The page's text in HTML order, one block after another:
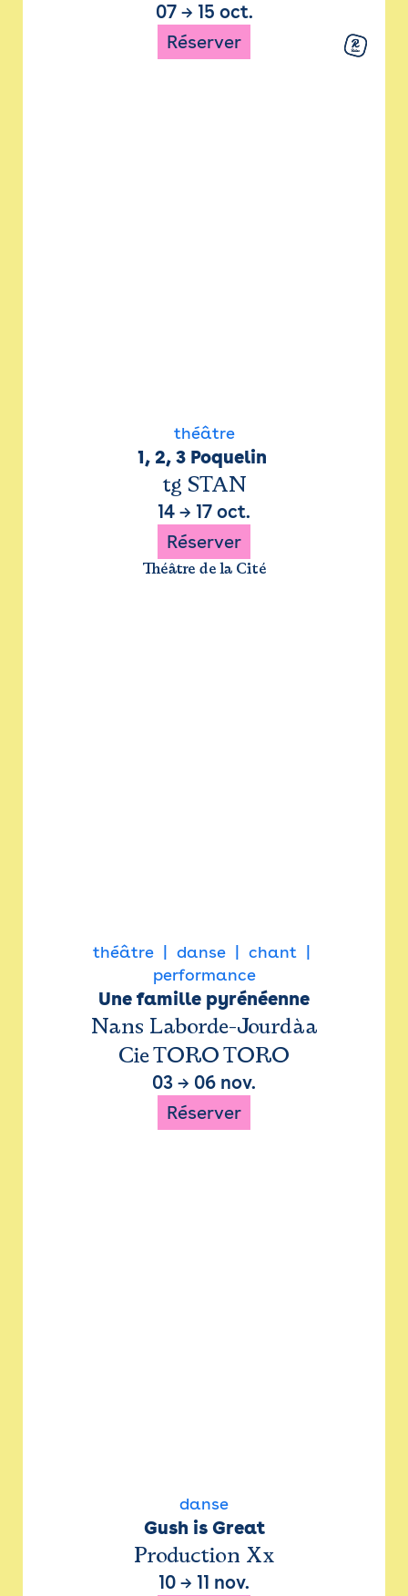
07→ 15 oct.
Réserver
théâtre
1, 2, 3 Poquelin
tg STAN
14 → 17 oct.
Réserver
Théâtre de la Cité
théâtre danse
chant
performance
Une famille pyrénéenne
Nans Laborde-Jourdàa
Cie TORO TORO
03 → 06 nov.
Réserver
danse
Gush is Great
Production Xx
10 → 11 nov.